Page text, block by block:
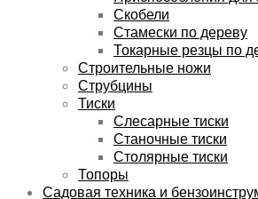
Скобели
Стамески по дереву
Токарные резцы по
Строительные ножи
Струбцины
Тиски
Слесарные тиски
Станочные тиски
Столярные тиски
Топоры
Садовая техника и